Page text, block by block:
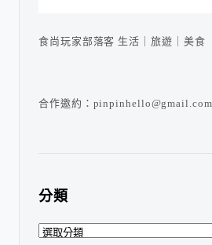
食尚玩家部落客 生活｜旅遊｜美食
合作邀約：pinpinhello@gmail.com
分類
分